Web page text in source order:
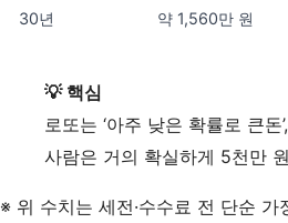
30년 약 1,560만 원
💡 핵심
로또는 ‘아주 낮은 확률로 큰
사람은 거의 확실하게 5천만
※ 위 수치는 세전·수수료 전 단순